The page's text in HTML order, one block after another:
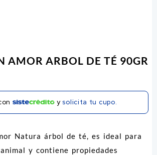
AMOR ARBOL DE TÉ 90GR
y solicita tu cupo.
Natura árbol de té, es ideal para
y contiene propiedades